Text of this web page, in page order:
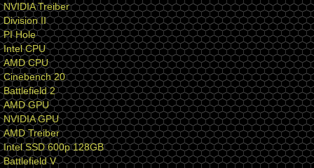
NVIDIA Treiber
Division II
PI Hole
Intel CPU
AMD CPU
Cinebench 20
Battlefield 2
AMD GPU
NVIDIA GPU
AMD Treiber
Intel SSD 600p 128GB
Battlefield V